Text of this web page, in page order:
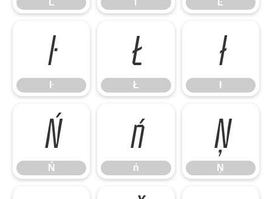
Ľ ľ Ŀ
ŀ
ŀ
Ł
Ł
ł
ł
Ń
Ń
ń
ń
Ņ
Ņ